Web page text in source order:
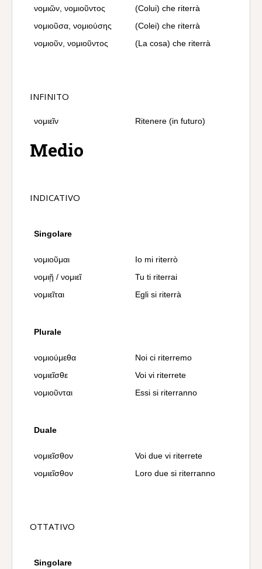
νομιῶν, νομιοῦντος
(Colui) che riterrà
νομιοῦσα, νομιούσης
(Colei) che riterrà
νομιοῦν, νομιοῦντος
(La cosa) che riterrà
INFINITO
νομιεῖν Ritenere (in futuro)
Medio
INDICATIVO
Singolare
νομιοῦμαι
Io mi riterrò
νομιῇ / νομιεῖ
Tu ti riterrai
νομιεῖται
Egli si riterrà
Plurale
νομιούμεθα
Noi ci riterremo
νομιεῖσθε
Voi vi riterrete
νομιοῦνται
Essi si riterranno
Duale
νομιεῖσθον
Voi due vi riterrete
νομιεῖσθον
Loro due si riterranno
OTTATIVO
Singolare